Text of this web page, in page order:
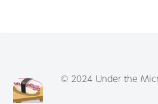
© 2024 Under the